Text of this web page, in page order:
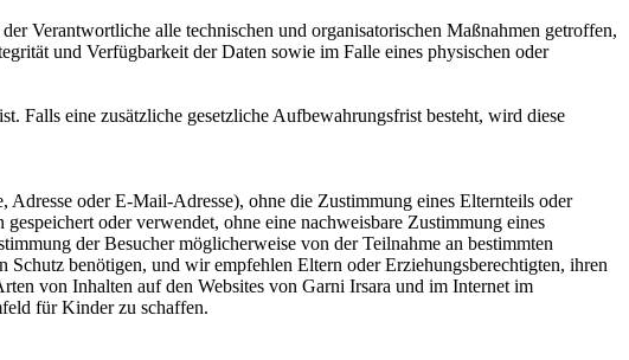
Verantwortliche alle technischen und organisatorischen Maßnahmen getroffen,
und Verfügbarkeit der Daten sowie im Falle eines physischen oder
Falls eine zusätzliche gesetzliche Aufbewahrungsfrist besteht, wird diese
oder E-Mail-Adresse), ohne die Zustimmung eines Elternteils oder
oder verwendet, ohne eine nachweisbare Zustimmung eines
der Besucher möglicherweise von der Teilnahme an bestimmten
benötigen, und wir empfehlen Eltern oder Erziehungsberechtigten, ihren
von Inhalten auf den Websites von Garni Irsara und im Internet im
für Kinder zu schaffen.